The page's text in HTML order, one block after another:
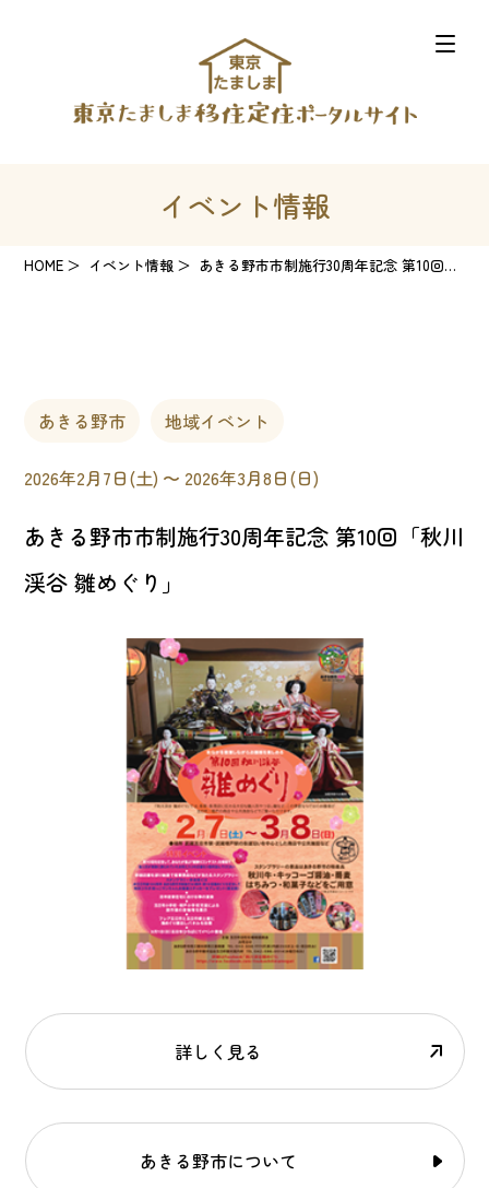
イベント情報
HOME イベント情報 あきる野市市制施行30周年記念 第10回「秋川渓谷 雛めぐり」
あきる野市 地域イベント
2026年2月7日(土) 〜 2026年3月8日(日)
あきる野市市制施行30周年記念 第10回「秋川
渓谷 雛めぐり」
詳しく見る
あきる野市について